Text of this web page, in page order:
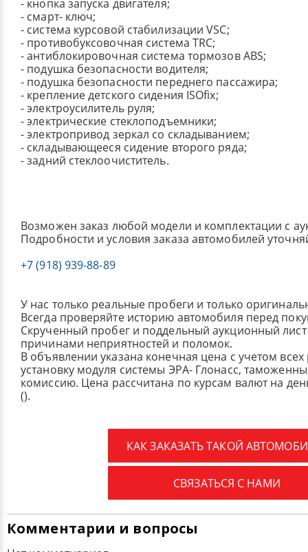
- кнопка запуска двигателя;
- смарт- ключ;
- система курсовой стабилизации VSC;
- противобуксовочная система TRC;
- антиблокировочная система тормозов ABS;
- подушка безопасности водителя;
- подушка безопасности переднего пассажира;
- крепление детского сидения ISOfix;
- электроусилитель руля;
- электрические стеклоподъемники;
- электропривод зеркал со складыванием;
- складывающееся сидение второго ряда;
- задний стеклоочиститель.
Возможен заказ любой модели и комплектации с
Подробности и условия заказа автомобилей
+7 (918) 939-88-89
У нас только реальные пробеги и только
Всегда проверяйте историю автомобиля перед
Скрученный пробег и поддельный аукционный лист
причинами неприятностей и поломок.
В объявлении указана конечная цена с учетом
установку модуля системы ЭРА- Глонасс,
комиссию. Цена рассчитана по курсам валют на
().
КАК ЗАКАЗАТЬ ТАКОЙ
СВЯЗАТЬСЯ С НАМИ
Комментарии и вопросы